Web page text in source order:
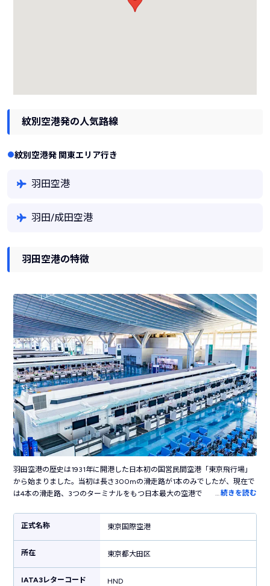
紋別空港発の人気路線
紋別空港発 関東エリア行き
羽田空港
羽田/成田空港
羽田空港の特徴
羽田空港の歴史は1931年に開港した日本初の国営民間空港「東京飛行場」
から始まりました。当初は長さ300mの滑走路が1本のみでしたが、現在で
は4本の滑走路、3つのターミナルをもつ日本最大の空港です。国内の主要
100を超えるお店が立ち並び、飛行機の利用客以外も楽しめます。江戸の
街並みを再現した「江戸小路」や江戸時代の橋を半分のサイズで復元した
「はねだ日本橋」など、日本らしい風情を感じる施設も見どころです。横
浜駅まで電車で30分、東京駅まで約50分というアクセスの良さも魅力で
す。
…続きを読む
正式名称 東京国際空港
所在 東京都大田区
IATA3レターコード HND